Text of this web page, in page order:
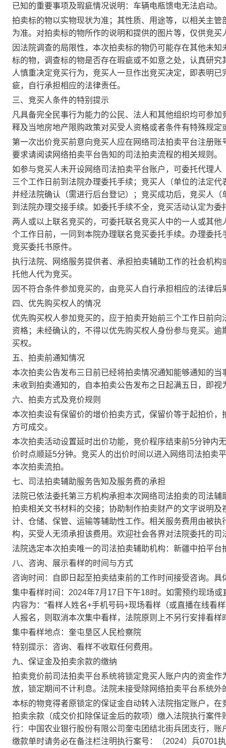
已知的重要事项及瑕疵情况说明：车辆电瓶馈电无法启动。
拍卖标的物以实物现状为准；其性质、用途等，以相关主
为准。对拍卖标的物所作的说明和提供的图片等，仅供竞
因法院调查的局限性，本次拍卖标的物仍可能存在其他未
标的物，调查标的物是否存在瑕疵或不如意之处，认真研
人慎重决定竞买行为，竞买人一旦作出竞买决定，即表明
疵，自行承担相应的法律责任。
三、竞买人条件的特别提示
凡具备完全民事行为能力的公民、法人和其他组织均可参
释及当地房地产限购政策对买受人资格或者条件有特殊规
第一次出价竞买前意向竞买人应在网络司法拍卖平台注册
要求请阅读网络拍卖平台告知的司法拍卖流程的相关规则。
如参与竞买人未开设网络司法拍卖平台账户，可委托代理
三个工作日前到法院办理委托手续；竞买人（单位的法定
并经法院确认（需进行后台登记）；竞买成功后，竞买人
到法院办理交接手续。如委托手续不全，竞买活动认定为委
两人或以上联名竞买的，可委托联名竞买人中的一人或其
个工作日前，一同到本院办理联名竞买委托手续。办理委
竞买委托书原件。
执行法院、网络服务提供者、承担拍卖辅助工作的社会机
托他人代为竞买。
因不符合条件参加竞买的，由竞买人自行承担相应的法律后
四、优先购买权人的情况
优先购买权人参加竞买的，应于拍卖开始前三个工作日前
资格；未经确认的，不得以优先购买权人身份参与竞买。
买权。
五、拍卖前通知情况
本次拍卖公告发布三日前已经将拍卖情况通知能够通知的
未收到拍卖通知的，自本拍卖公告发布之日起满五日，即视
六、拍卖方式及竞价规则
本次拍卖设有保留价的增价拍卖方式，保留价等于起拍价
方可成交。
本次拍卖活动设置延时出价功能，竞价程序结束前5分钟内
价时点顺延5分钟。竞买人的出价时间以进入网络司法拍卖
本次拍卖流拍。
七、司法拍卖辅助服务告知及服务费的承担
法院已依法委托第三方机构承担本次网络司法拍卖的司法
拍卖相关文书材料的交接；协助制作拍卖财产的文字说明
计、仓储、保管、运输等辅助性工作。相关服务费用由被
构，买受人无须承担该费用。欢迎社会各界对法院委托的
法院选定本次拍卖唯一的司法拍卖辅助机构：新疆中拍平台
八、咨询、展示看样的时间与方式
咨询时间：自即日起至拍卖结束前的工作时间接受咨询。
集中看样时间：2024年7月17日下午18时。如需预约现场
内容为：“看样人姓名+手机号码+现场看样（或直播在线看
人报名，则取消本次集中看样，法院原则上不另行安排看
集中看样地点：奎屯垦区人民检察院
特别提示：咨询、看样不收取任何费用。
九、保证金及拍卖余款的缴纳
拍卖竞价前司法拍卖平台系统将锁定竞买人账户内的资金
放，锁定期间不计利息。法院未接受除网络拍卖平台系统外
本标的物竞得者原锁定的保证金自动转入法院指定账户， 在
拍卖余款（成交价扣除保证金后的款项）缴入法院执行案
行：中国农业银行股份有限公司奎屯团结北街兵团支行，
缴款单时请务必在备注栏注明执行案号：（2024）兵0701